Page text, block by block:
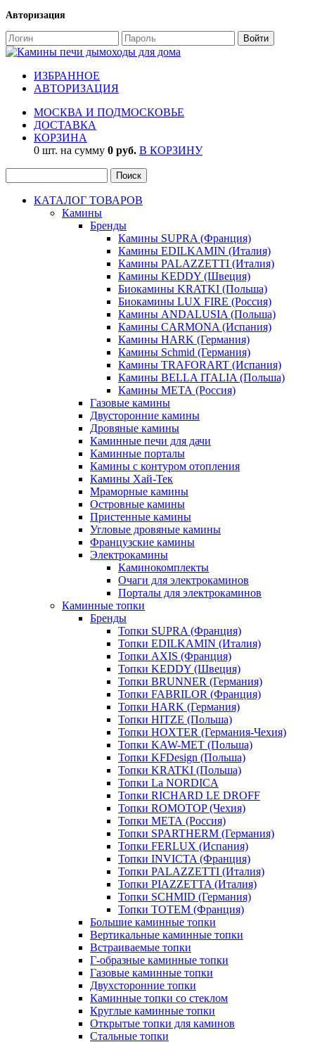
Авторизация
ИЗБРАННОЕ
АВТОРИЗАЦИЯ
МОСКВА И ПОДМОСКОВЬЕ
ДОСТАВКА
КОРЗИНА
0 шт. на сумму 0 руб. В КОРЗИНУ
КАТАЛОГ ТОВАРОВ
Камины
Бренды
Камины SUPRA (Франция)
Камины EDILKAMIN (Италия)
Камины PALAZZETTI (Италия)
Камины KEDDY (Швеция)
Биокамины KRATKI (Польша)
Биокамины LUX FIRE (Россия)
Камины ANDALUSIA (Польша)
Камины CARMONA (Испания)
Камины HARK (Германия)
Камины Schmid (Германия)
Камины TRAFORART (Испания)
Камины BELLA ITALIA (Польша)
Камины МЕТА (Россия)
Газовые камины
Двусторонние камины
Дровяные камины
Каминные печи для дачи
Каминные порталы
Камины с контуром отопления
Камины Хай-Тек
Мраморные камины
Островные камины
Пристенные камины
Угловые дровяные камины
Французские камины
Электрокамины
Каминокомплекты
Очаги для электрокаминов
Порталы для электрокаминов
Каминные топки
Бренды
Топки SUPRA (Франция)
Топки EDILKAMIN (Италия)
Топки AXIS (Франция)
Топки KEDDY (Швеция)
Топки BRUNNER (Германия)
Топки FABRILOR (Франция)
Топки HARK (Германия)
Топки HITZE (Польша)
Топки HOXTER (Германия-Чехия)
Топки KAW-MET (Польша)
Топки KFDesign (Польша)
Топки KRATKI (Польша)
Топки La NORDICA
Топки RICHARD LE DROFF
Топки ROMOTOP (Чехия)
Топки МЕТА (Россия)
Топки SPARTHERM (Германия)
Топки FERLUX (Испания)
Топки INVICTA (Франция)
Топки PALAZZETTI (Италия)
Топки PIAZZETTA (Италия)
Топки SCHMID (Германия)
Топки TOTEM (Франция)
Большие каминные топки
Вертикальные каминные топки
Встраиваемые топки
Г-образные каминные топки
Газовые каминные топки
Двухсторонние топки
Каминные топки со стеклом
Круглые каминные топки
Открытые топки для каминов
Стальные топки